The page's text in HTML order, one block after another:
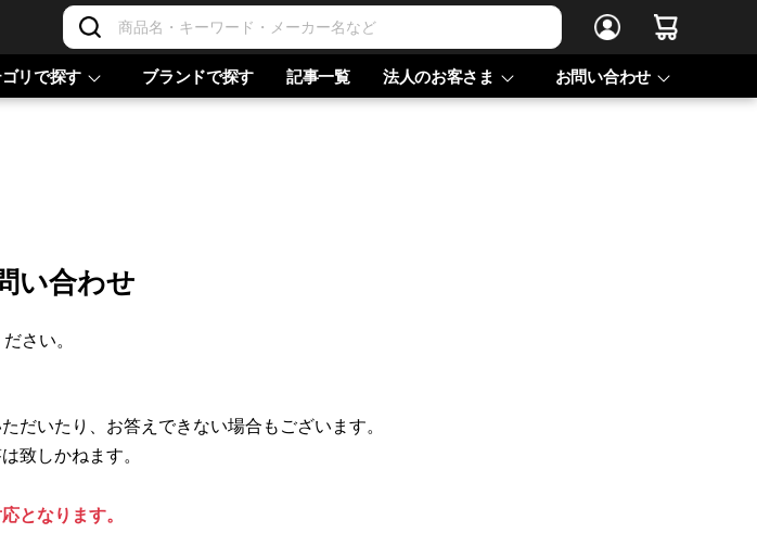
リで探す ブランドで探す 記事一覧 法人のお客さま お問い合わせ
い合わせ
さい。
だいたり、お答えできない場合もございます。
致しかねます。
となります。